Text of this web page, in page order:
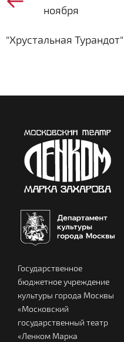
ноября
"Хрустальная Турандот"
Государственное
бюджетное учреждение
культуры города Москвы
«Московский
государственный театр
«Ленком Марка